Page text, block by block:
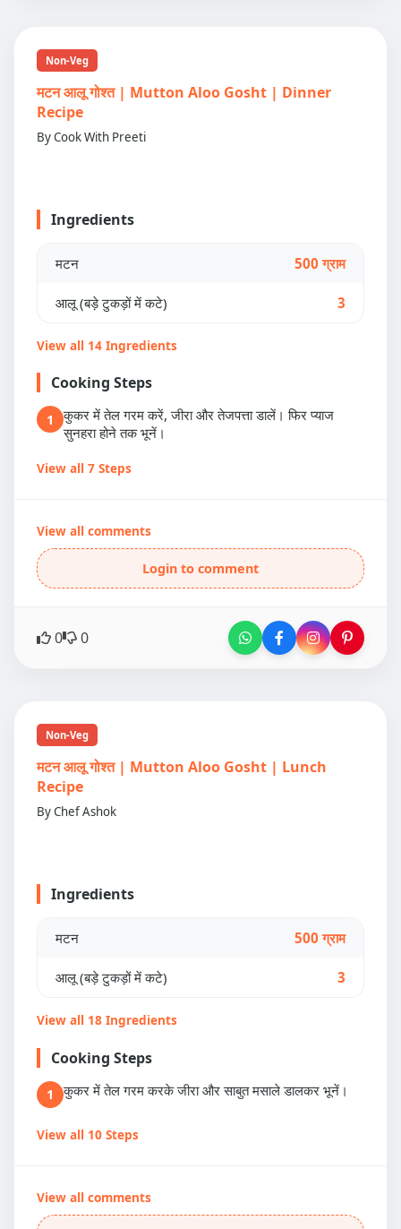
Non-Veg
मटन आलू गोश्त | Mutton Aloo Gosht | Dinner
Recipe
By Cook With Preeti
Ingredients
मटन 500 ग्राम
आलू (बड़े टुकड़ों में कटे) 3
View all 14 Ingredients
Cooking Steps
1
कुकर में तेल गरम करें, जीरा और तेजपत्ता डालें। फिर प्याज
सुनहरा होने तक भूनें।
View all 7 Steps
View all comments
Login to comment
0 0
Non-Veg
मटन आलू गोश्त | Mutton Aloo Gosht | Lunch
Recipe
By Chef Ashok
Ingredients
मटन 500 ग्राम
आलू (बड़े टुकड़ों में कटे) 3
View all 18 Ingredients
Cooking Steps
1 कुकर में तेल गरम करके जीरा और साबुत मसाले डालकर भूनें।
View all 10 Steps
View all comments